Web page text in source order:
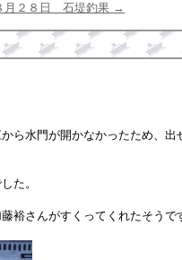
月２８日 石堤釣果 →
ら水門が開かなかったため、出
た。
裕さんがすくってくれたそうで